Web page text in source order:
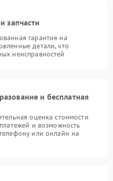
запчасти
гарантия на
детали, что
неисправностей
и бесплатная
оценка стоимости
и возможность
или онлайн на